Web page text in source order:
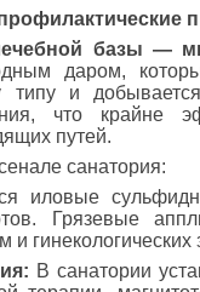
базы —
даром,
типу и
что крайне
путей.
санатория:
иловые
Грязевые
и
В санатории